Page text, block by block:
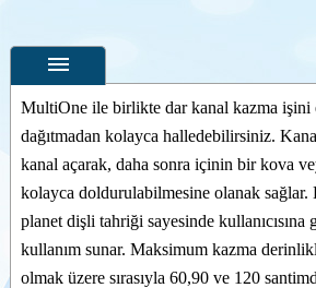
Palet çatalları
Ataşmanı
Mini kazıcı
Çim biçici
Hidrolik
kırıcı
dönüşlü
Fotoğraflar
--Genel
Ürün
Fotoğrafları
MultiOne ile birlikte dar kanal kazma işini
dağıtmadan kolayca halledebilirsiniz.
kanal açarak, daha sonra içinin bir kova
kolayca doldurulabilmesine olanak
planet dişli tahriği sayesinde kullanıcısına
kullanım sunar. Maksimum kazma
olmak üzere sırasıyla 60,90 ve 120